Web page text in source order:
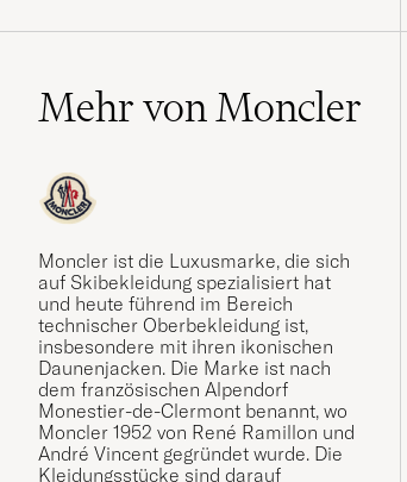
Mehr von Moncler
Moncler ist die Luxusmarke, die sich
auf Skibekleidung spezialisiert hat
und heute führend im Bereich
technischer Oberbekleidung ist,
insbesondere mit ihren ikonischen
Daunenjacken. Die Marke ist nach
dem französischen Alpendorf
Monestier-de-Clermont benannt, wo
Moncler 1952 von René Ramillon und
André Vincent gegründet wurde. Die
Kleidungsstücke sind darauf